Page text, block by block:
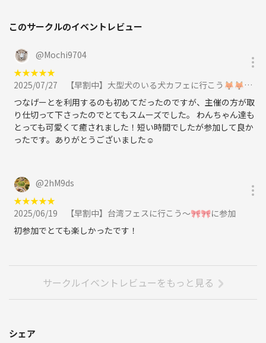
このサークルのイベントレビュー
@Mochi9704
★★★★★
2025/07/27
【早割中】大型犬のいる犬カフェに行こう🦊🦊🦊に参加
つなげーとを利用するのも初めてだったのですが、主催の方が取
り仕切って下さったのでとてもスムーズでした。 わんちゃん達も
とっても可愛くて癒されました！短い時間でしたが参加して良か
ったです。ありがとうございました☺️
@2hM9ds
★★★★★
2025/06/19
【早割中】台湾フェスに行こう〜🎀🎀に参加
初参加でとても楽しかったです！
サークルイベントレビューをもっと見る
シェア